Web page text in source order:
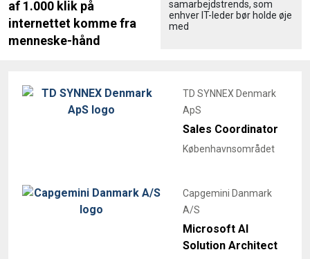
af 1.000 klik på
internettet komme fra
menneske-hånd
samarbejdstrends, som
enhver IT-leder bør holde øje
med
TD SYNNEX Denmark
ApS
Sales Coordinator
Københavnsområdet
Capgemini Danmark
A/S
Microsoft AI
Solution Architect